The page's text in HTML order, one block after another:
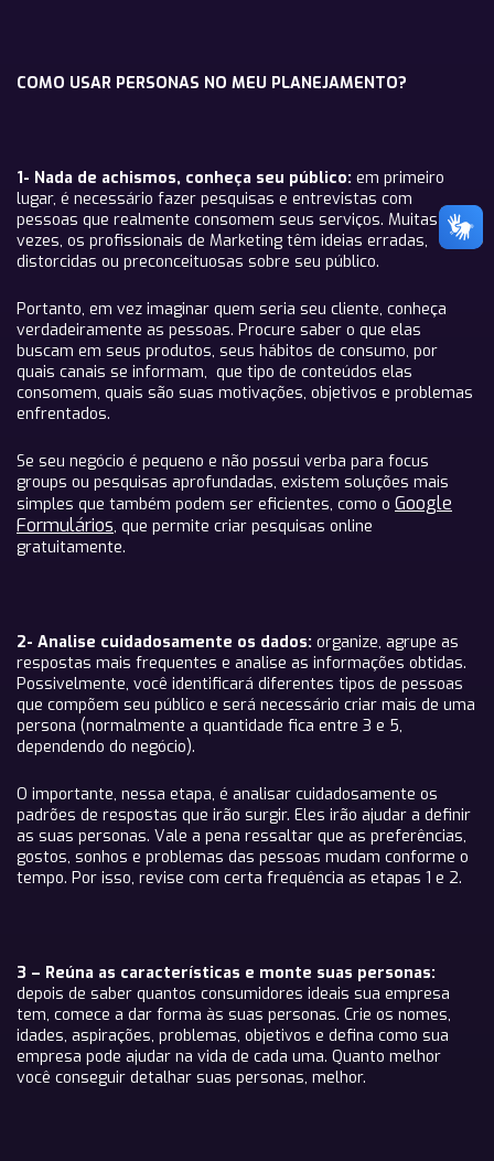
COMO USAR PERSONAS NO MEU PLANEJAMENTO?
1- Nada de achismos, conheça seu público: em primeiro
lugar, é necessário fazer pesquisas e entrevistas com
pessoas que realmente consomem seus serviços. Muitas
vezes, os profissionais de Marketing têm ideias erradas,
distorcidas ou preconceituosas sobre seu público.
Portanto, em vez imaginar quem seria seu cliente, conheça
verdadeiramente as pessoas. Procure saber o que elas
buscam em seus produtos, seus hábitos de consumo, por
quais canais se informam, que tipo de conteúdos elas
consomem, quais são suas motivações, objetivos e problemas
enfrentados.
Se seu negócio é pequeno e não possui verba para focus
groups ou pesquisas aprofundadas, existem soluções mais
simples que também podem ser eficientes, como o Google
Formulários, que permite criar pesquisas online
gratuitamente.
2- Analise cuidadosamente os dados: organize, agrupe as
respostas mais frequentes e analise as informações obtidas.
Possivelmente, você identificará diferentes tipos de pessoas
que compõem seu público e será necessário criar mais de uma
persona (normalmente a quantidade fica entre 3 e 5,
dependendo do negócio).
O importante, nessa etapa, é analisar cuidadosamente os
padrões de respostas que irão surgir. Eles irão ajudar a definir
as suas personas. Vale a pena ressaltar que as preferências,
gostos, sonhos e problemas das pessoas mudam conforme o
tempo. Por isso, revise com certa frequência as etapas 1 e 2.
3 – Reúna as características e monte suas personas:
depois de saber quantos consumidores ideais sua empresa
tem, comece a dar forma às suas personas. Crie os nomes,
idades, aspirações, problemas, objetivos e defina como sua
empresa pode ajudar na vida de cada uma. Quanto melhor
você conseguir detalhar suas personas, melhor.